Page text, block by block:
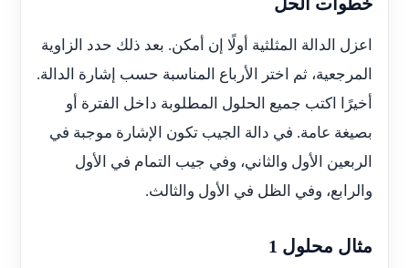
اعزل الدالة المثلثية أولًا إن أمكن. بعد ذلك حدد الزاوية
المرجعية، ثم اختر الأرباع المناسبة حسب إشارة الدالة.
أخيرًا اكتب جميع الحلول المطلوبة داخل الفترة أو
بصيغة عامة. في دالة الجيب تكون الإشارة موجبة في
الربعين الأول والثاني، وفي جيب التمام في الأول
والرابع، وفي الظل في الأول والثالث.
مثال محلول 1